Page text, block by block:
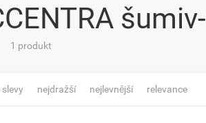
šumiv-
1 produkt
slevy nejdražší nejlevnější relevance